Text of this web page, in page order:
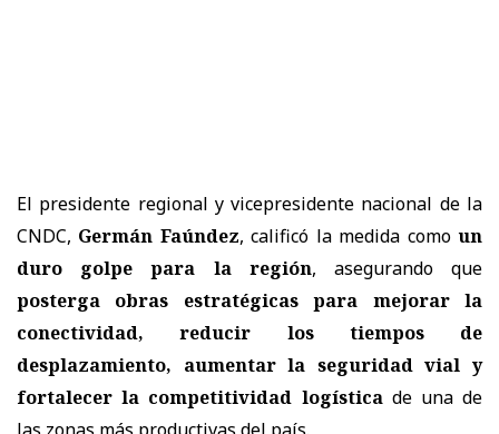
El presidente regional y vicepresidente nacional de la
CNDC, Germán Faúndez, calificó la medida comoun
duro golpe para la región, asegurando que
posterga obras estratégicas para mejorar la
conectividad, reducir los tiempos de
desplazamiento, aumentar la seguridad vial y
fortalecer la competitividad logísticade una de